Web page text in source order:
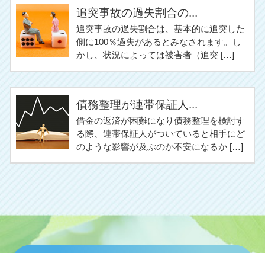
追突事故の過失割合の...
追突事故の過失割合は、基本的に追突した
側に100％過失があるとみなされます。し
かし、状況によっては被害者（追突 […]
債務整理が連帯保証人...
借金の返済が困難になり債務整理を検討す
る際、連帯保証人がついていると相手にど
のような影響が及ぶのか不安になるか […]